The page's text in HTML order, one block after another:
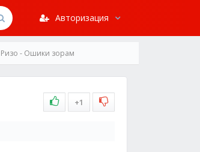
Авторизация
Ризо - Ошики зорам
+1